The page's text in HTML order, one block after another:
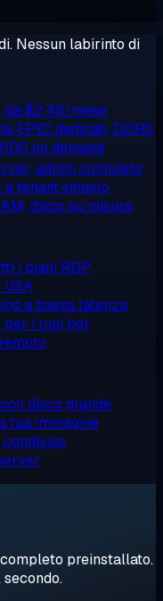
Nessun labirinto di
da $2,48/mese
EPYC dedicati, DDR5
on demand
admin completo
a tenant singolo
disco su misura
i piani RDP
USA
a bassa latenza
per i tuoi bot
disco grande
tua immagine
condiviso
preinstallato.